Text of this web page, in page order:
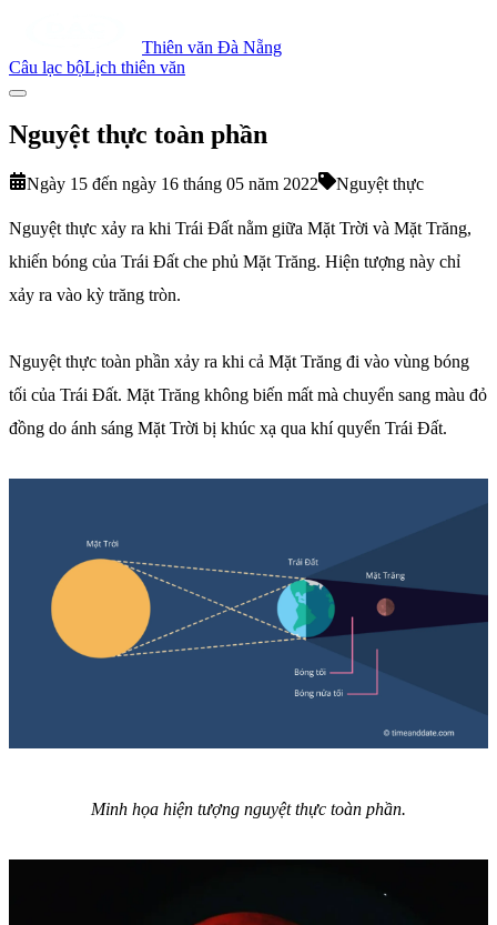
Thiên văn Đà Nẵng
Câu lạc bộLịch thiên văn
Nguyệt thực toàn phần
Ngày 15 đến ngày 16 tháng 05 năm 2022 Nguyệt thực
Nguyệt thực xảy ra khi Trái Đất nằm giữa Mặt Trời và Mặt Trăng,
khiến bóng của Trái Đất che phủ Mặt Trăng. Hiện tượng này chỉ
xảy ra vào kỳ trăng tròn.
Nguyệt thực toàn phần xảy ra khi cả Mặt Trăng đi vào vùng bóng
tối của Trái Đất. Mặt Trăng không biến mất mà chuyển sang màu đỏ
đồng do ánh sáng Mặt Trời bị khúc xạ qua khí quyển Trái Đất.
Minh họa hiện tượng nguyệt thực toàn phần.